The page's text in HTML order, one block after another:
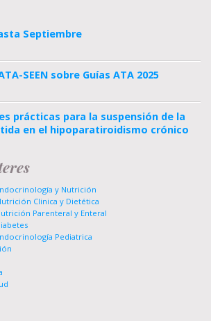
Septiembre
SEEN sobre Guías ATA 2025
prácticas para la suspensión de la
en el hipoparatiroidismo crónico
y Nutrición
Clinica y Dietética
Parenteral y Enteral
Pediatrica